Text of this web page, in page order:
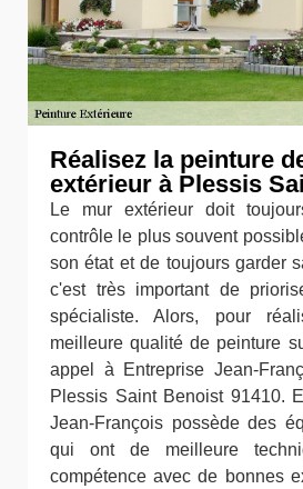
Réalisez la peinture
extérieur à Plessis
Le mur extérieur doit
contrôle le plus souvent
son état et de toujours garder
c'est très important de
spécialiste. Alors, pour
meilleure qualité de peinture
appel à Entreprise Jean-
Plessis Saint Benoist 91410.
Jean-François possède des
qui ont de meilleure
compétence avec de bonnes